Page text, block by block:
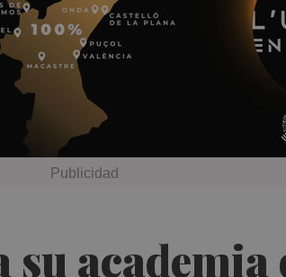
academia